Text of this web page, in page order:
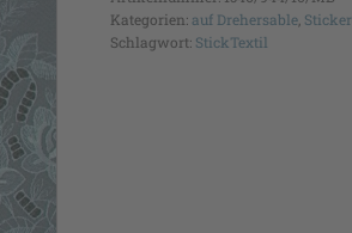
Kategorien: auf Drehersable,
Schlagwort: StickTextil